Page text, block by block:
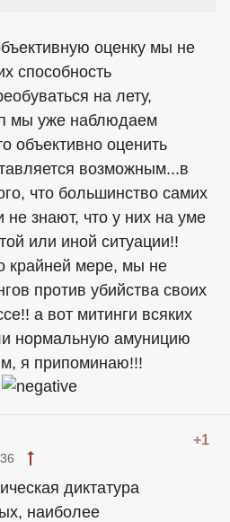
оценку мы не
способность
на лету,
мы уже наблюдаем
объективно оценить
возможным...в
что большинство самих
не знают, что у них на уме
или иной ситуации!!
крайней мере, мы не
против убийства своих
а вот митинги всяких
нормальную амуницию
я припоминаю!!!
+1
диктатура
наиболее